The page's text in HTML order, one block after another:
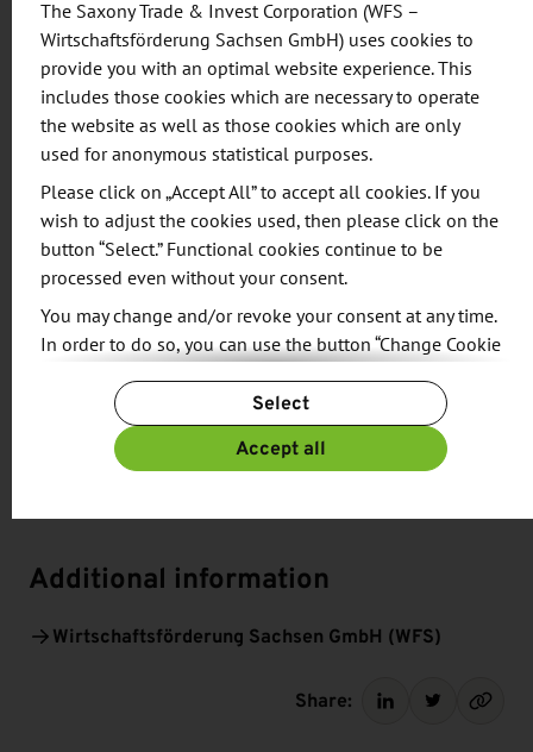
Katharina Tögel |
Bildungswerk der Sächsischen Wirtschaft
gGmbh
Janett Krätzschmar-König | Hallo India, Intap
Maika Lieske | Kreiskrankenhaus Delitzsch
GmbH
Kristin Schreiter und Regina Lindig | IHK
Chemnitz; IHK Dresden
Eingangsbestätigung mit einem Link, über den Sie
an der Videokonferenz (Webex) teilnehmen können.
Agenda
Additional information
Wirtschaftsförderung Sachsen GmbH (WFS)
Share:
The Saxony Trade & Invest Corporation (WFS –
Wirtschaftsförderung Sachsen GmbH) uses cookies to
provide you with an optimal website experience. This
includes those cookies which are necessary to operate
the website as well as those cookies which are only
used for anonymous statistical purposes.
Please click on „Accept All” to accept all cookies. If you
wish to adjust the cookies used, then please click on the
button “Select.” Functional cookies continue to be
processed even without your consent.
You may change and/or revoke your consent at any time.
In order to do so, you can use the button “Change Cookie
For more information, please see our
Privacy Policy.
Additional information can be found in our
Imprint
Select
Accept all